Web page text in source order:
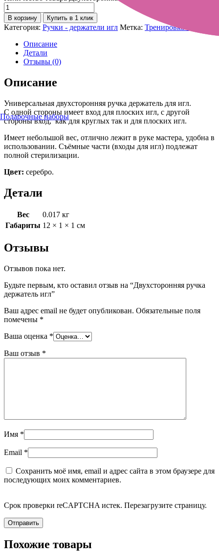
Подарочные наборы
В корзину Купить в 1 клик
Категория: Ручки - держатели игл Метка: Тренировка и эскиз
Описание
Детали
Отзывы (0)
Описание
Универсальная двухсторонняя ручка держатель для игл.
С одной стороны имеет вход для плоских игл, с другой
стороны вход, как для круглых так и для плоских игл.
Имеет небольшой вес, отлично лежит в руке мастера, удобна в
использовании. Съёмные части (входы для игл) подлежат
полной стерилизации.
Цвет: серебро.
Детали
Вес
0.017 кг
Габариты 12 × 1 × 1 см
Отзывы
Отзывов пока нет.
Будьте первым, кто оставил отзыв на “Двухсторонняя ручка
держатель игл”
Ваш адрес email не будет опубликован. Обязательные поля
помечены *
Ваша оценка *
Ваш отзыв *
Имя *
Email *
Сохранить моё имя, email и адрес сайта в этом браузере для
последующих моих комментариев.
Срок проверки reCAPTCHA истек. Перезагрузите страницу.
Похожие товары